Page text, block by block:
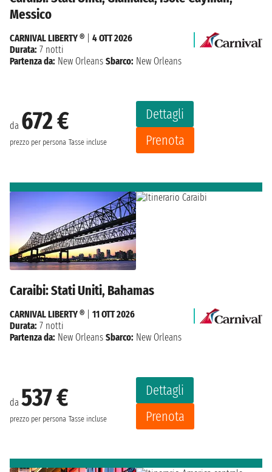
Messico
da 672 €
prezzo per persona Tasse incluse
Dettagli
Prenota
CARNIVAL LIBERTY ®
4 OTT 2026
Durata: 7 notti
Partenza da: New Orleans Sbarco: New Orleans
Caraibi: Stati Uniti, Bahamas
da 537 €
prezzo per persona Tasse incluse
Dettagli
Prenota
CARNIVAL LIBERTY ®
11 OTT 2026
Durata: 7 notti
Partenza da: New Orleans Sbarco: New Orleans